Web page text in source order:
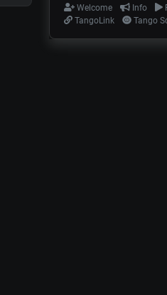
Welcome Info
TangoLink
Tango